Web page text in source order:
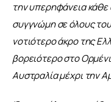
την υπερηφάνεια
συγγνώμη σε όλους
νοτιότερο άκρο της
βορειότερο στο
Αυστραλία μέχρι την